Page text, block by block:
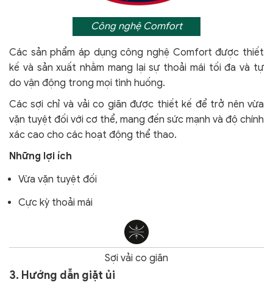
Công nghệ Comfort
Các sản phẩm áp dụng công nghệ Comfortđược thiết
kế và sản xuất nhằm mang lại sự thoải mái tối đa và tự
do vận động trong mọi tình huống.
Các sợi chỉ và vải co giãn được thiết kế để trở nên vừa
vặn tuyệt đối với cơ thể, mang đến sức mạnh và độ chính
xác cao cho các hoạt động thể thao.
Những lợi ích
Vừa vặn tuyệt đối
Cực kỳ thoải mái
Sợi vải co giãn
3. Hướng dẫn giặt ủi